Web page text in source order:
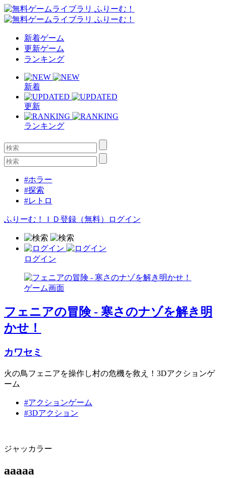
新着ゲーム
更新ゲーム
ランキング
新着
更新
ランキング
#ホラー
#探索
#レトロ
ふりーむ！ＩＤ登録（無料） ログイン
ログイン
フェニアの冒険 - 寒さのナゾを解き明
かせ！
カワセミ
火の鳥フェニアを操作し村の危機を救え！3Dアクションゲ
ーム
#アクションゲーム
#3Dアクション
ジャッカラー
aaaaa